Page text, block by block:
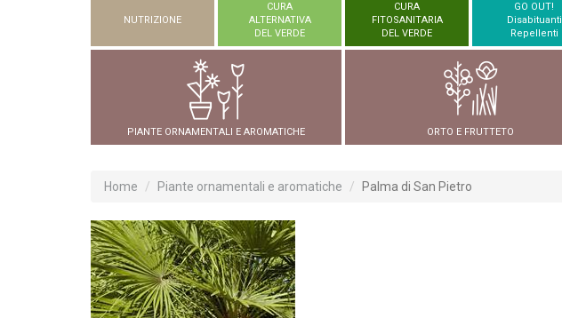
NUTRIZIONE
CURA
ALTERNATIVA
DEL VERDE
CURA
FITOSANITARIA
DEL VERDE
GO OUT!
Disabituanti
Repellenti
PIANTE ORNAMENTALI E AROMATICHE ORTO E FRUTTETO
Home Piante ornamentali e aromatiche Palma di San Pietro